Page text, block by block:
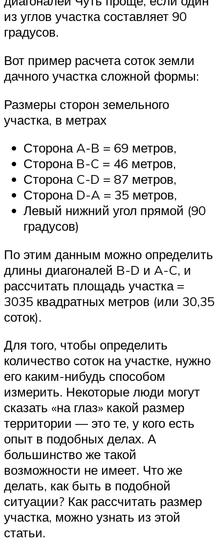
из углов участка составляет 90
градусов.
Вот пример расчета соток земли
дачного участка сложной формы:
Размеры сторон земельного
участка, в метрах
Сторона A-B = 69 метров,
Сторона B-C = 46 метров,
Сторона C-D = 87 метров,
Сторона D-A = 35 метров,
Левый нижний угол прямой (90
градусов)
По этим данным можно определить
длины диагоналей B-D и A-C, и
рассчитать площадь участка =
3035 квадратных метров (или 30,35
соток).
Для того, чтобы определить
количество соток на участке, нужно
его каким-нибудь способом
измерить. Некоторые люди могут
сказать «на глаз» какой размер
территории — это те, у кого есть
опыт в подобных делах. А
большинство же такой
возможности не имеет. Что же
делать, как быть в подобной
ситуации? Как рассчитать размер
участка, можно узнать из этой
статьи.